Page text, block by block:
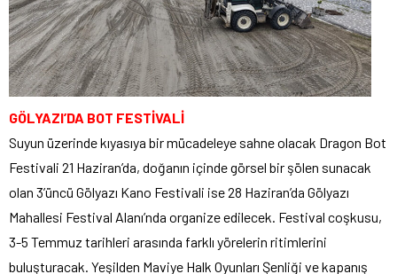
GÖLYAZI’DA BOT FESTİVALİ
Suyun üzerinde kıyasıya bir mücadeleye sahne olacak Dragon Bot
Festivali 21 Haziran’da, doğanın içinde görsel bir şölen sunacak
olan 3’üncü Gölyazı Kano Festivali ise 28 Haziran’da Gölyazı
Mahallesi Festival Alanı’nda organize edilecek. Festival coşkusu,
3-5 Temmuz tarihleri arasında farklı yörelerin ritimlerini
buluşturacak. Yeşilden Maviye Halk Oyunları Şenliği ve kapanış